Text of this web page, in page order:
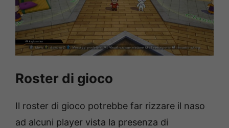
Roster di gioco
Il roster di gioco potrebbe far rizzare il naso
ad alcuni player vista la presenza di